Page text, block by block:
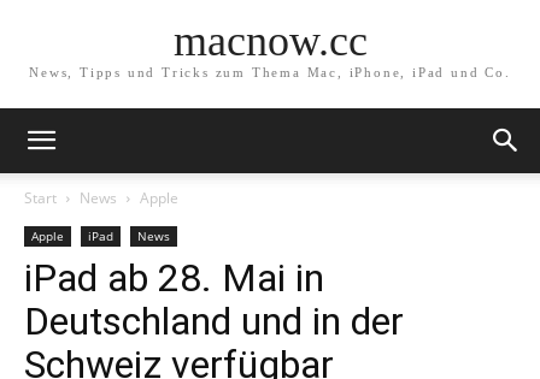
macnow.cc
News, Tipps und Tricks zum Thema Mac, iPhone, iPad und Co.
Start News Apple
Apple iPad News
iPad ab 28. Mai in
Deutschland und in der
Schweiz verfügbar